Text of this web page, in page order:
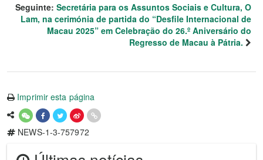
Seguinte: Secretária para os Assuntos Sociais e Cultura, O
Lam, na cerimónia de partida do “Desfile Internacional de
Macau 2025” em Celebração do 26.º Aniversário do
Regresso de Macau à Pátria.
Imprimir esta página
NEWS-1-3-757972